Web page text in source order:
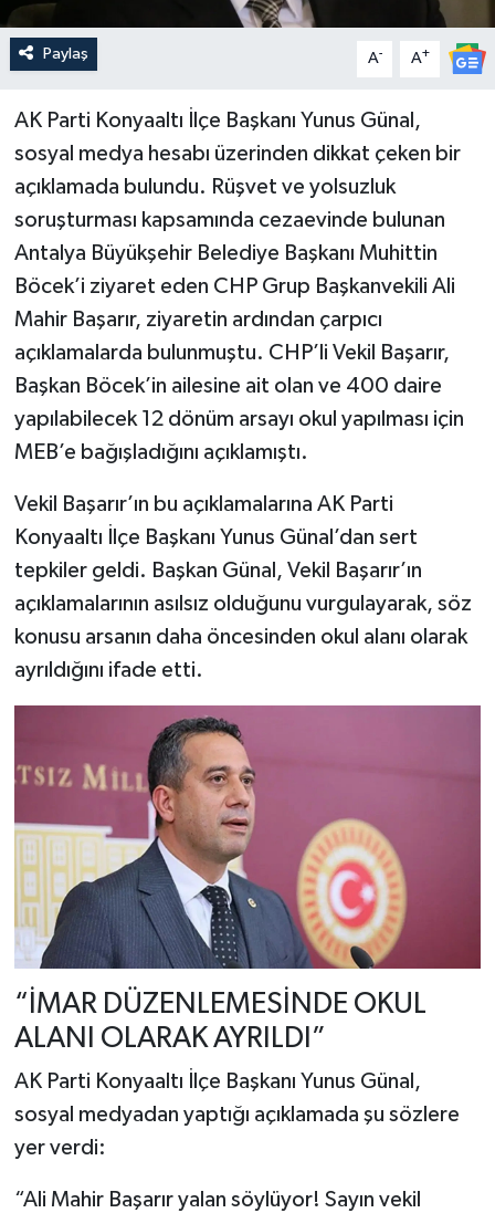
Paylaş A- A+
AK Parti Konyaaltı İlçe Başkanı Yunus Günal,
sosyal medya hesabı üzerinden dikkat çeken bir
açıklamada bulundu. Rüşvet ve yolsuzluk
soruşturması kapsamında cezaevinde bulunan
Antalya Büyükşehir Belediye Başkanı Muhittin
Böcek’i ziyaret eden CHP Grup Başkanvekili Ali
Mahir Başarır, ziyaretin ardından çarpıcı
açıklamalarda bulunmuştu. CHP’li Vekil Başarır,
Başkan Böcek’in ailesine ait olan ve 400 daire
yapılabilecek 12 dönüm arsayı okul yapılması için
MEB’e bağışladığını açıklamıştı.
Vekil Başarır’ın bu açıklamalarına AK Parti
Konyaaltı İlçe Başkanı Yunus Günal’dan sert
tepkiler geldi. Başkan Günal, Vekil Başarır’ın
açıklamalarının asılsız olduğunu vurgulayarak, söz
konusu arsanın daha öncesinden okul alanı olarak
ayrıldığını ifade etti.
“İMAR DÜZENLEMESİNDE OKUL
ALANI OLARAK AYRILDI”
AK Parti Konyaaltı İlçe Başkanı Yunus Günal,
sosyal medyadan yaptığı açıklamada şu sözlere
yer verdi:
“Ali Mahir Başarır yalan söylüyor! Sayın vekil